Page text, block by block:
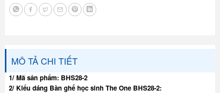
MÔ TẢ CHI TIẾT
1/ Mã sản phẩm: BHS28-2
2/ Kiểu dáng Bàn ghế học sinh The One BHS28-2: